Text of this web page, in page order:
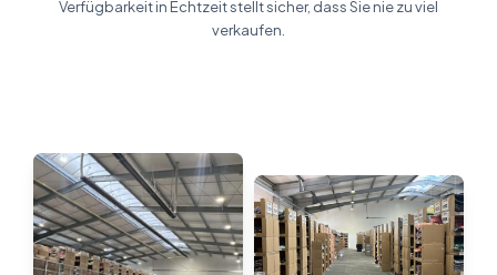
Verfügbarkeit in Echtzeit stellt sicher, dass Sie nie zu viel
verkaufen.